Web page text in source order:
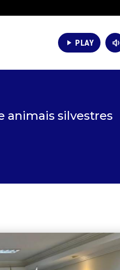
play_arrow PLAY volume_down
animais silvestres